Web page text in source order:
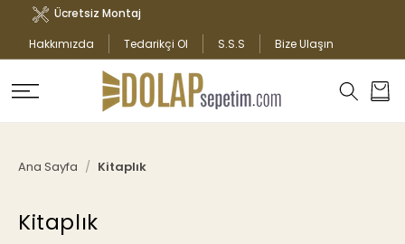
İÇERIĞE
ATLA
Türkiye Geneli Teslimat
Hakkımızda
Tedarikçi Ol S.S.S Bize Ulaşın
Sepet
Ana Sayfa Kitaplık
K
Kitaplık